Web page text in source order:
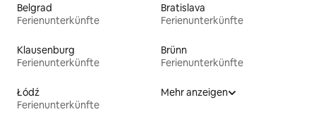
Belgrad
Ferienunterkünfte
Bratislava
Ferienunterkünfte
Klausenburg
Ferienunterkünfte
Brünn
Ferienunterkünfte
Łódź
Ferienunterkünfte
Mehr anzeigen